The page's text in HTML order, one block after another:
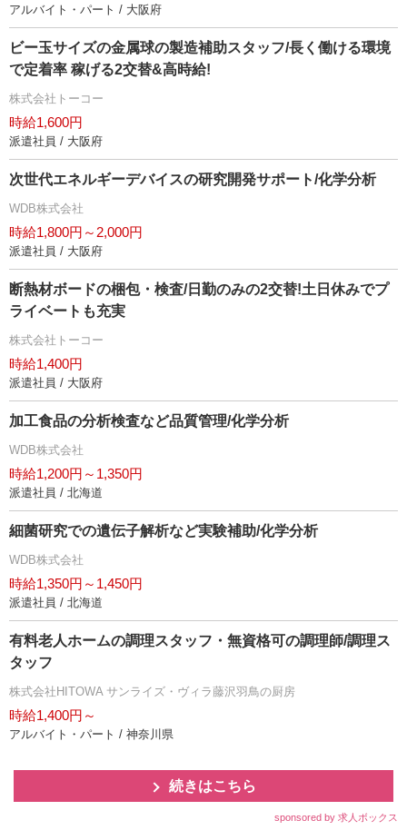
アルバイト・パート / 大阪府
ビー玉サイズの金属球の製造補助スタッフ/長く働ける環境
で定着率 稼げる2交替&高時給!
株式会社トーコー
時給1,600円
派遣社員 / 大阪府
次世代エネルギーデバイスの研究開発サポート/化学分析
WDB株式会社
時給1,800円～2,000円
派遣社員 / 大阪府
断熱材ボードの梱包・検査/日勤のみの2交替!土日休みでプ
ライベートも充実
株式会社トーコー
時給1,400円
派遣社員 / 大阪府
加工食品の分析検査など品質管理/化学分析
WDB株式会社
時給1,200円～1,350円
派遣社員 / 北海道
細菌研究での遺伝子解析など実験補助/化学分析
WDB株式会社
時給1,350円～1,450円
派遣社員 / 北海道
有料老人ホームの調理スタッフ・無資格可の調理師/調理ス
タッフ
株式会社HITOWA サンライズ・ヴィラ藤沢羽鳥の厨房
時給1,400円～
アルバイト・パート / 神奈川県
続きはこちら
sponsored by 求人ボックス